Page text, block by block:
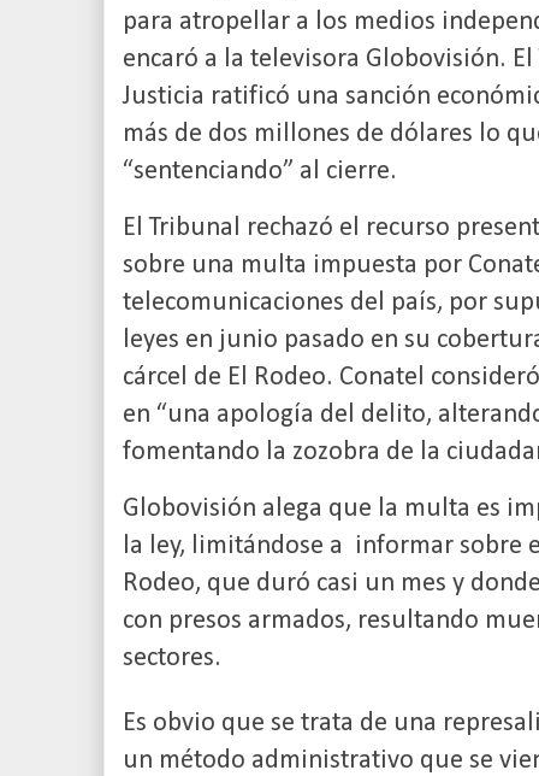
para atropellar a los medios
encaró a la televisora Globovisión. El
Justicia ratificó una sanción
más de dos millones de dólares lo
“sentenciando” al cierre.
El Tribunal rechazó el recurso
sobre una multa impuesta por
telecomunicaciones del país, por
leyes en junio pasado en su
cárcel de El Rodeo. Conatel
en “una apología del delito,
fomentando la zozobra de la
Globovisión alega que la multa es
la ley, limitándose a informar sobre
Rodeo, que duró casi un mes y
con presos armados, resultando
sectores.
Es obvio que se trata de una
un método administrativo que se